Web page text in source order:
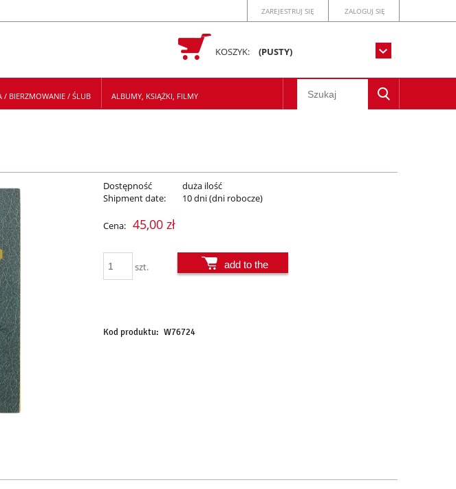
ZAREJESTRUJ SIĘ ZALOGUJ SIĘ
KOSZYK: (PUSTY)
/ BIERZMOWANIE / ŚLUB ALBUMY, KSIĄŻKI, FILMY
Dostępność
duża ilość
Shipment date:
10 dni (dni robocze)
Cena: 45,00 zł
szt.
add to the
Kod produktu: W76724